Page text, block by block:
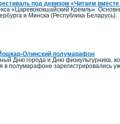
под девизом «Читаем
«Царевококшайский Кремль».
и Минска (Республика Беларусь).
Олинский полумарафон
Дню города и Дню физкультурника,
полумарафоне зарегистрировались